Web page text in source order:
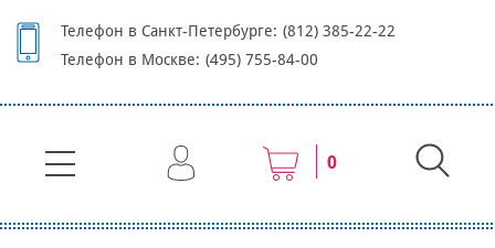
Телефон в Санкт-Петербурге: (812) 385-22-22
Телефон в Москве: (495) 755-84-00
0